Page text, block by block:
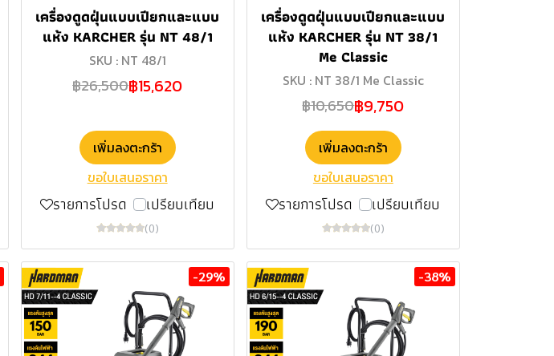
เครื่องดูดฝุ่นแบบเปียกและแบบ
แห้ง KARCHER รุ่น NT 48/1
SKU : NT 48/1
฿26,500฿15,620
เพิ่มลงตะกร้า
ขอใบเสนอราคา
รายการโปรด เปรียบเทียบ
(0)
เครื่องดูดฝุ่นแบบเปียกและแบบ
แห้ง KARCHER รุ่น NT 38/1
Me Classic
SKU : NT 38/1 Me Classic
฿10,650฿9,750
เพิ่มลงตะกร้า
ขอใบเสนอราคา
รายการโปรด เปรียบเทียบ
(0)
-29% -38%